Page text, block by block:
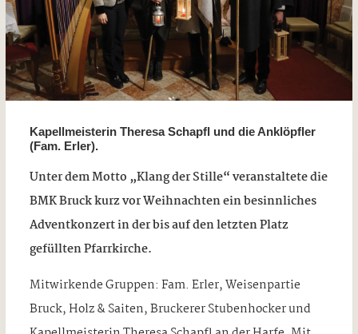
Kapellmeisterin Theresa Schapfl und die Anklöpfler
(Fam. Erler).
Unter dem Motto „Klang der Stille“ veranstaltete die
BMK Bruck kurz vor Weihnachten ein besinnliches
Adventkonzert in der bis auf den letzten Platz
gefüllten Pfarrkirche.
Mitwirkende Gruppen: Fam. Erler, Weisenpartie
Bruck, Holz & Saiten, Bruckerer Stubenhocker und